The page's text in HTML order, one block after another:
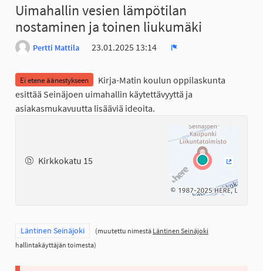
Uimahallin vesien lämpötilan
nostaminen ja toinen liukumäki
Pertti Mattila
23.01.2025 13:14
Ei etene äänestykseen
Kirja-Matin koulun oppilaskunta
esittää Seinäjoen uimahallin käytettävyyttä ja
asiakasmukavuutta lisääviä ideoita.
Kirkkokatu 15
Rajaa tulokset teeman mukaan: Läntinen Seinäjoki
Läntinen Seinäjoki (muutettu nimestä Läntinen Seinäjoki
hallintakäyttäjän toimesta)